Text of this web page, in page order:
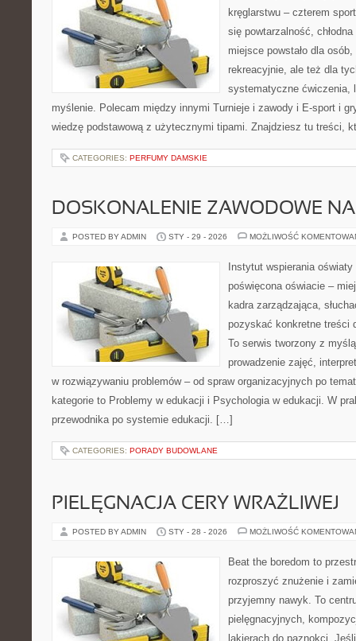
kręglarstwu – czterem
się powtarzalność, chłodna
miejsce powstało dla
rekreacyjnie, ale też dla
systematyczne ćwiczenia,
myślenie. Polecam między innymi Turnieje i zawody i E-sport i
wiedzę podstawową z użytecznymi tipami. Znajdziesz tu treści,
CATEGORIES: PERFUMY DAMSKIE
DOSKONALENIE ZAWODOWE
POSTED BY ADMIN STY - 29 - 2026 MOŻLIWOŚĆ
Instytut wspierania
poświęcona oświacie –
kadra zarządzająca,
pozyskać konkretne treści
To serwis tworzony z
prowadzenie zajęć,
w rozwiązywaniu problemów – od spraw organizacyjnych po
kategorie to Problemy w edukacji i Psychologia w edukacji. W
przewodnika po systemie edukacji. […]
CATEGORIES: PORADY BUDOWLANE
PIELĘGNACJA CERY WRAŻLIWEJ
POSTED BY ADMIN STY - 28 - 2026 MOŻLIWOŚĆ
Beat the boredom to
rozproszyć znużenie i
przyjemny nawyk. To
pielęgnacyjnych,
lakierach do paznokci.